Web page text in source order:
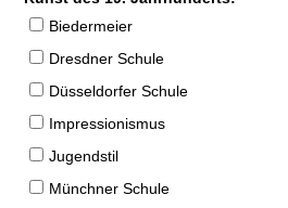
Biedermeier
Dresdner Schule
Düsseldorfer Schule
Impressionismus
Jugendstil
Münchner Schule